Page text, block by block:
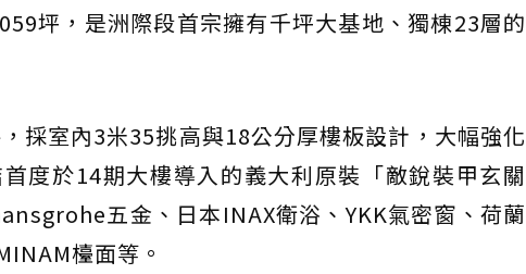
坪，是洲際段首宗擁有千坪大基地、獨棟23層的
採室內3米35挑高與18公分厚樓板設計，大幅強化
度於14期大樓導入的義大利原裝「敵銳裝甲玄關
五金、日本INAX衛浴、YKK氣密窗、荷蘭
檯面等。